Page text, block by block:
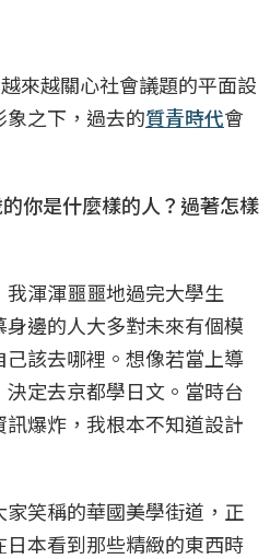
來越關心社會議題的平面設
之下，過去的質青時代會
你是什麼樣的人？過著怎樣
渾渾噩噩地過完大學生
邊的人大多對未來有個模
該去哪裡。想像若當上導
定去京都學日文。當時台
爆炸，我根本不知道設計
笑稱的華國美學街道，正
本看到那些精緻的東西時